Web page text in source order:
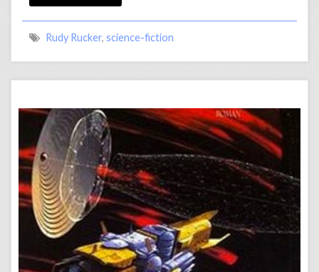
Rudy Rucker, science-fiction